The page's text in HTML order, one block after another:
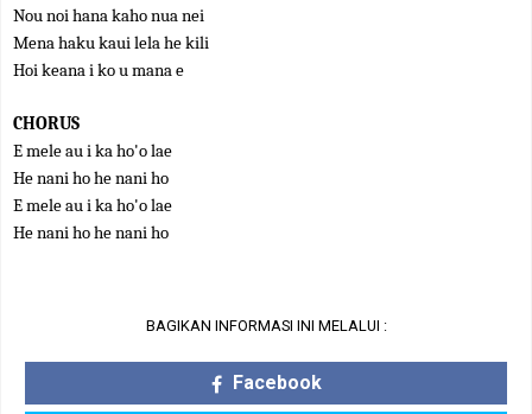
Nou noi hana kaho nua nei
Mena haku kaui lela he kili
Hoi keana i ko u mana e
CHORUS
E mele au i ka ho'o lae
He nani ho he nani ho
E mele au i ka ho'o lae
He nani ho he nani ho
BAGIKAN INFORMASI INI MELALUI :
Facebook